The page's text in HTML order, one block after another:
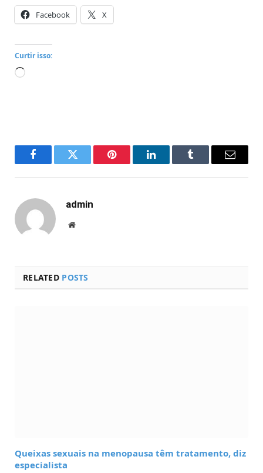
Facebook X
Curtir isso:
Carregando...
FacebookTwitter Pinterest LinkedInTumblr Email
admin
Website
RELATED POSTS
Queixas sexuais na menopausa têm tratamento, diz
especialista